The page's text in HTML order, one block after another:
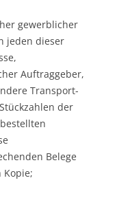
gewerblicher
jeden dieser
Auftraggeber,
Transport-
der
Belege
Kopie;